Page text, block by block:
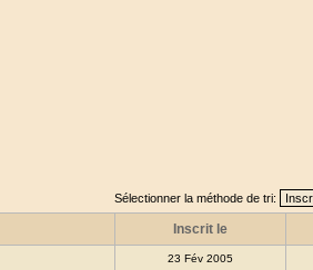
Sélectionner la méthode de tri:
Inscrit le
23 Fév 2005